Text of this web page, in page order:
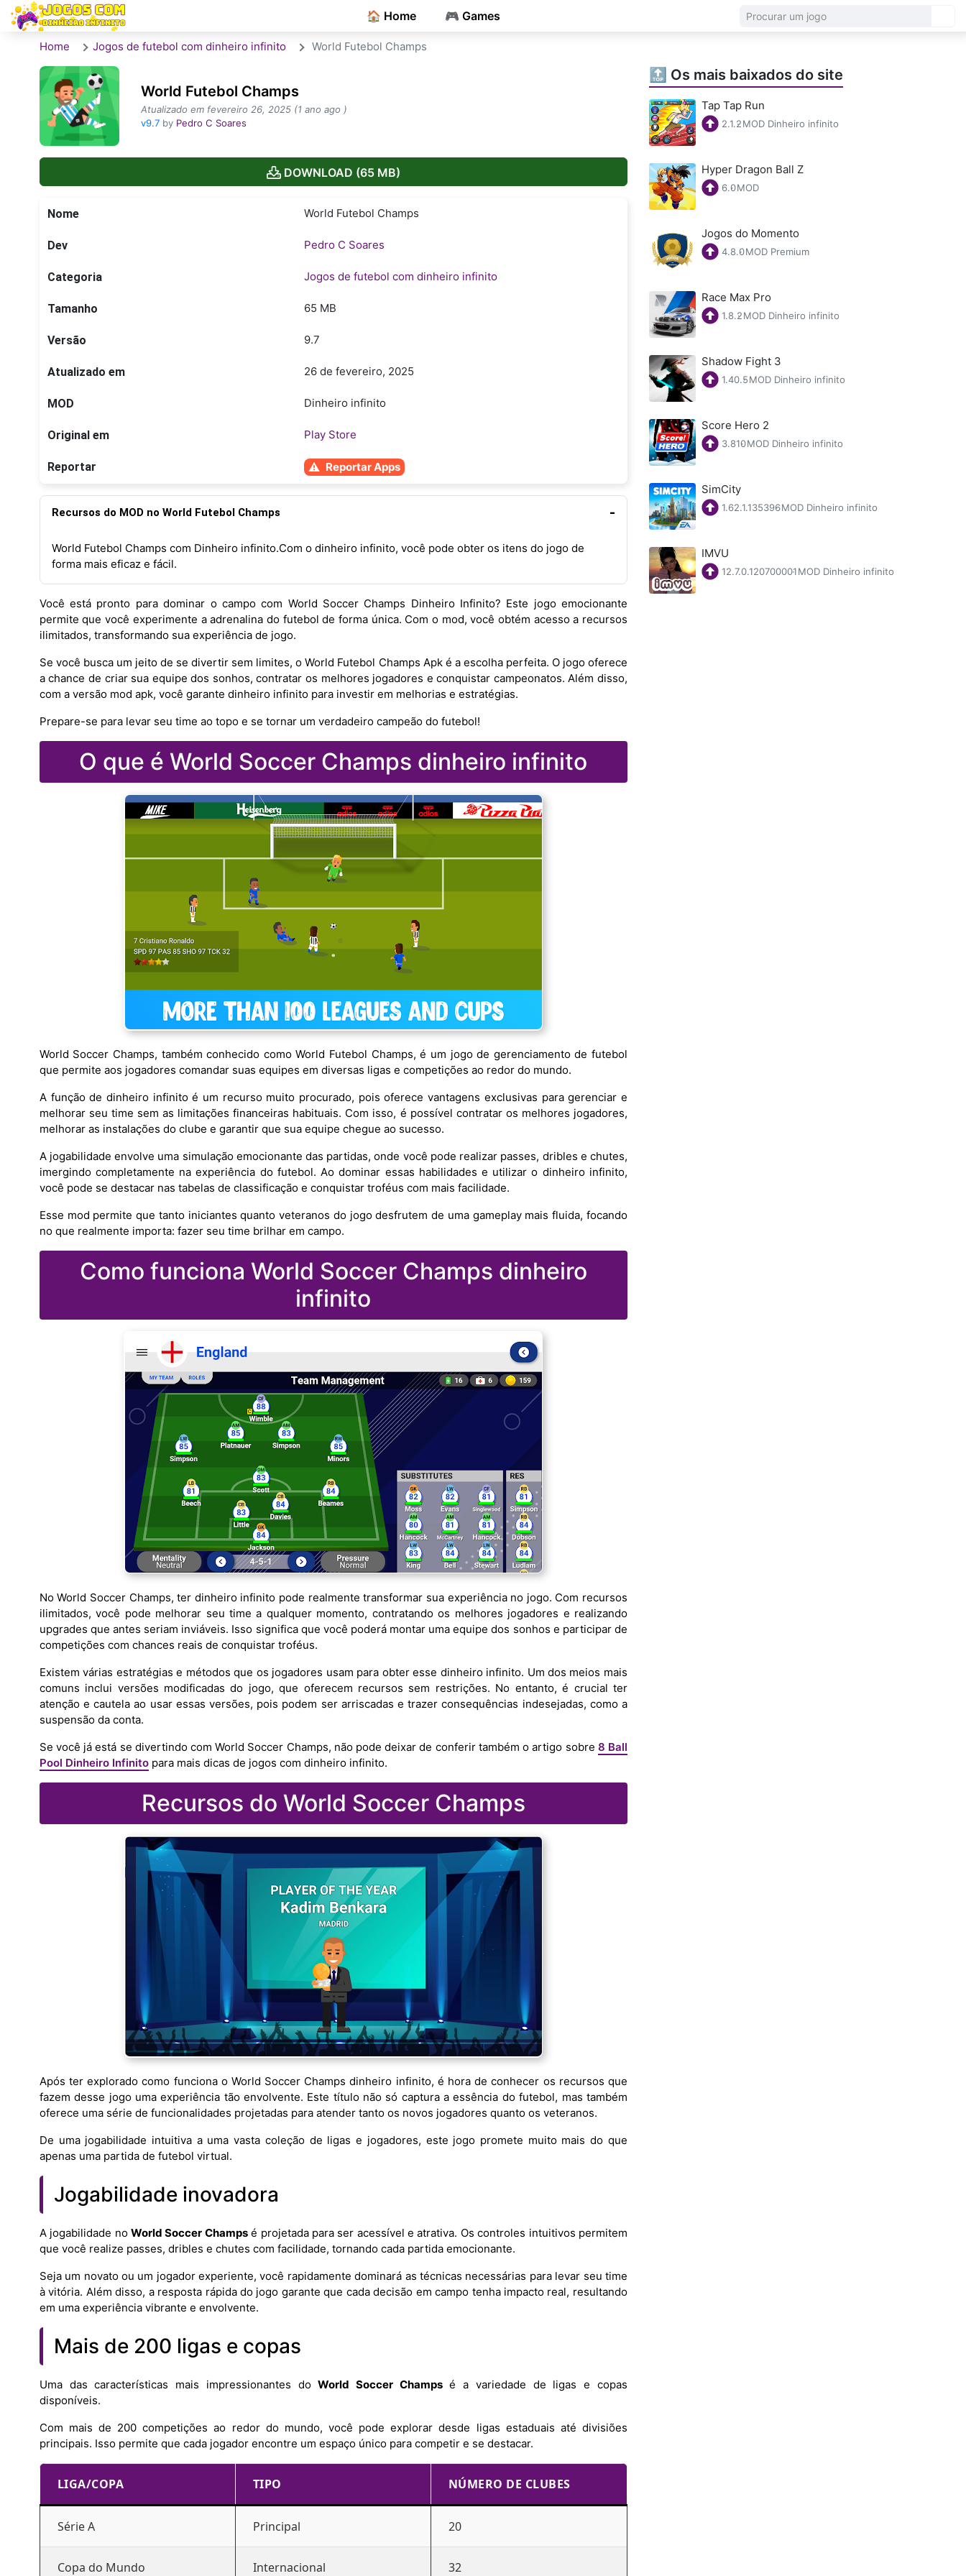
🏠 Home 🎮 Games
Home Jogos de futebol com dinheiro infinito World Futebol Champs
World Futebol Champs
Atualizado em fevereiro 26, 2025 (1 ano ago )
v9.7 by Pedro C Soares
DOWNLOAD (65 MB)
Nome World Futebol Champs
Dev Pedro C Soares
Categoria Jogos de futebol com dinheiro infinito
Tamanho 65 MB
Versão 9.7
Atualizado em 26 de fevereiro, 2025
MOD Dinheiro infinito
Original em Play Store
Reportar Reportar Apps
Recursos do MOD no World Futebol Champs
World Futebol Champs com Dinheiro infinito.Com o dinheiro infinito, você pode obter os itens do jogo de
forma mais eficaz e fácil.
Você está pronto para dominar o campo com World Soccer Champs Dinheiro Infinito? Este jogo emocionante
permite que você experimente a adrenalina do futebol de forma única. Com o mod, você obtém acesso a recursos
ilimitados, transformando sua experiência de jogo.
Se você busca um jeito de se divertir sem limites, o World Futebol Champs Apk é a escolha perfeita. O jogo oferece
a chance de criar sua equipe dos sonhos, contratar os melhores jogadores e conquistar campeonatos. Além disso,
com a versão mod apk, você garante dinheiro infinito para investir em melhorias e estratégias.
Prepare-se para levar seu time ao topo e se tornar um verdadeiro campeão do futebol!
O que é World Soccer Champs dinheiro infinito
World Soccer Champs, também conhecido como World Futebol Champs, é um jogo de gerenciamento de futebol
que permite aos jogadores comandar suas equipes em diversas ligas e competições ao redor do mundo.
A função de dinheiro infinito é um recurso muito procurado, pois oferece vantagens exclusivas para gerenciar e
melhorar seu time sem as limitações financeiras habituais. Com isso, é possível contratar os melhores jogadores,
melhorar as instalações do clube e garantir que sua equipe chegue ao sucesso.
A jogabilidade envolve uma simulação emocionante das partidas, onde você pode realizar passes, dribles e chutes,
imergindo completamente na experiência do futebol. Ao dominar essas habilidades e utilizar o dinheiro infinito,
você pode se destacar nas tabelas de classificação e conquistar troféus com mais facilidade.
Esse mod permite que tanto iniciantes quanto veteranos do jogo desfrutem de uma gameplay mais fluida, focando
no que realmente importa: fazer seu time brilhar em campo.
Como funciona World Soccer Champs dinheiro
infinito
No World Soccer Champs, ter dinheiro infinito pode realmente transformar sua experiência no jogo. Com recursos
ilimitados, você pode melhorar seu time a qualquer momento, contratando os melhores jogadores e realizando
upgrades que antes seriam inviáveis. Isso significa que você poderá montar uma equipe dos sonhos e participar de
competições com chances reais de conquistar troféus.
Existem várias estratégias e métodos que os jogadores usam para obter esse dinheiro infinito. Um dos meios mais
comuns inclui versões modificadas do jogo, que oferecem recursos sem restrições. No entanto, é crucial ter
atenção e cautela ao usar essas versões, pois podem ser arriscadas e trazer consequências indesejadas, como a
suspensão da conta.
Se você já está se divertindo com World Soccer Champs, não pode deixar de conferir também o artigo sobre 8 Ball
Pool Dinheiro Infinitopara mais dicas de jogos com dinheiro infinito.
Recursos do World Soccer Champs
Após ter explorado como funciona o World Soccer Champs dinheiro infinito, é hora de conhecer os recursos que
fazem desse jogo uma experiência tão envolvente. Este título não só captura a essência do futebol, mas também
oferece uma série de funcionalidades projetadas para atender tanto os novos jogadores quanto os veteranos.
De uma jogabilidade intuitiva a uma vasta coleção de ligas e jogadores, este jogo promete muito mais do que
apenas uma partida de futebol virtual.
Jogabilidade inovadora
A jogabilidade no World Soccer Champsé projetada para ser acessível e atrativa. Os controles intuitivos permitem
que você realize passes, dribles e chutes com facilidade, tornando cada partida emocionante.
Seja um novato ou um jogador experiente, você rapidamente dominará as técnicas necessárias para levar seu time
à vitória. Além disso, a resposta rápida do jogo garante que cada decisão em campo tenha impacto real, resultando
em uma experiência vibrante e envolvente.
Mais de 200 ligas e copas
Uma das características mais impressionantes doWorld Soccer Champsé a variedade de ligas e copas
disponíveis.
Com mais de 200 competições ao redor do mundo, você pode explorar desde ligas estaduais até divisiões
principais. Isso permite que cada jogador encontre um espaço único para competir e se destacar.
LIGA/COPA TIPO NÚMERO DE CLUBES
Série A Principal 20
Copa do Mundo Internacional 32
🔝 Os mais baixados do site
Tap Tap Run
2.1.2
· MOD Dinheiro infinito
Hyper Dragon Ball Z
6.0
· MOD
Jogos do Momento
4.8.0
· MOD Premium
Race Max Pro
1.8.2
· MOD Dinheiro infinito
Shadow Fight 3
1.40.5
· MOD Dinheiro infinito
Score Hero 2
3.810
· MOD Dinheiro infinito
SimCity
1.62.1.135396
· MOD Dinheiro infinito
IMVU
12.7.0.120700001
· MOD Dinheiro infinito